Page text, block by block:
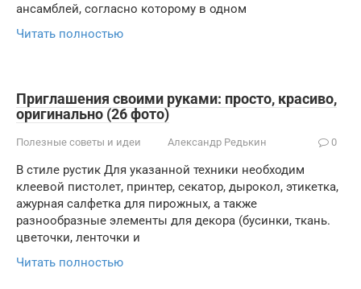
ансамблей, согласно которому в одном
Читать полностью
Приглашения своими руками: просто, красиво,
оригинально (26 фото)
Полезные советы и идеи Александр Редькин 0
В стиле рустик Для указанной техники необходим
клеевой пистолет, принтер, секатор, дырокол, этикетка,
ажурная салфетка для пирожных, а также
разнообразные элементы для декора (бусинки, ткань.
цветочки, ленточки и
Читать полностью